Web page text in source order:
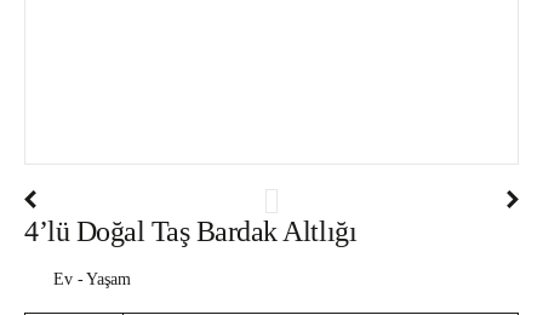
4’lü Doğal Taş Bardak Altlığı
Ev - Yaşam